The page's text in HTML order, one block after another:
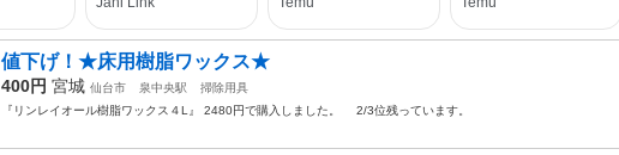
値下げ！★床用樹脂ワックス★
400円 宮城 仙台市 泉中央駅
掃除用具
『リンレイオール樹脂ワックス４L』 2480円で購入しました。 2/3位残っています。